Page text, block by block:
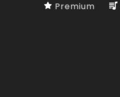
Premium